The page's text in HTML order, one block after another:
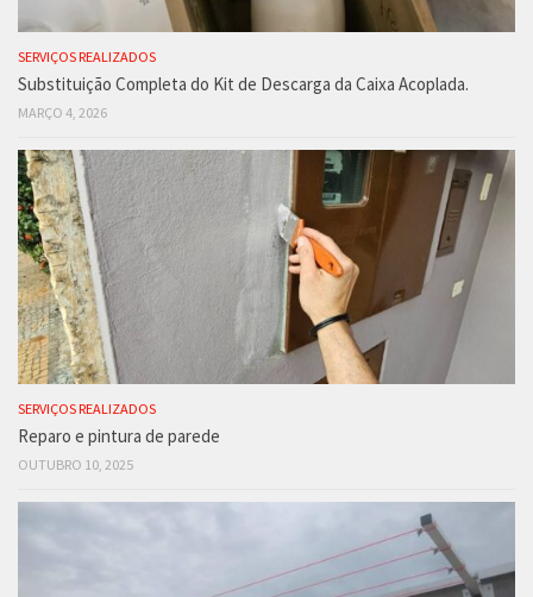
SERVIÇOS REALIZADOS
Substituição Completa do Kit de Descarga da Caixa Acoplada.
MARÇO 4, 2026
SERVIÇOS REALIZADOS
Reparo e pintura de parede
OUTUBRO 10, 2025